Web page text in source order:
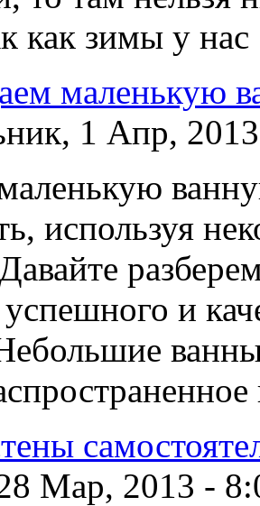
как зимы у
маленькую
1 Апр,
используя
успешного и
Мар, 2013 -